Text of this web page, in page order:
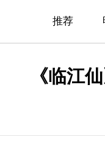
推荐
《临江